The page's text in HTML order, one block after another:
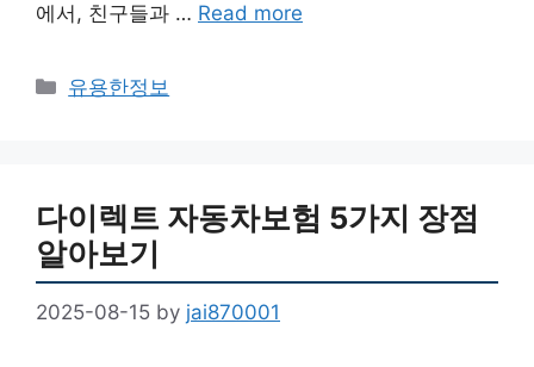
에서, 친구들과 … Read more
Categories
유용한정보
다이렉트 자동차보험 5가지 장점
알아보기
2025-08-15 by jai870001